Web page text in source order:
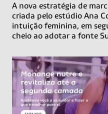
A nova estratégia de
criada pelo estúdio Ana
intuição feminina, em
cheio ao adotar a fonte